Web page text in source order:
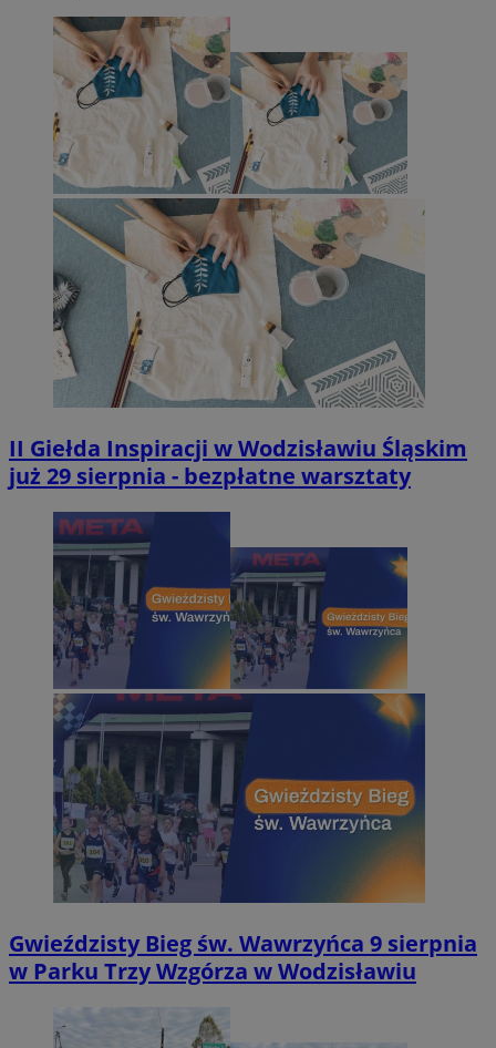
II Giełda Inspiracji w Wodzisławiu Śląskim
już 29 sierpnia - bezpłatne warsztaty
Gwieździsty Bieg św. Wawrzyńca 9 sierpnia
w Parku Trzy Wzgórza w Wodzisławiu